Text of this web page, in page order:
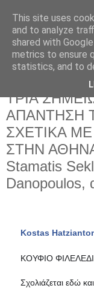
Κυριακή 8
ΤΡΙΑ
ΑΠΑΝΤΗΣΗ
ΣΧΕΤΙΚΑ
ΣΤΗΝ ΑΘΗΝΑ
Stamatis
Danopoulos,
Kostas
ΚΟΥΦΙΟ
Σχολιάζεται εδώ
This site uses
and to analyze
shared with
metrics to ensure
statistics, and to